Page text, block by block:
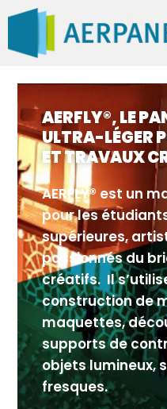
AERFLY®, LE
ULTRA-LÉGER
ET TRAVAUX
AERFLY® est un
pour les
supérieures,
passionnés du
créatifs. Il
construction de
maquettes,
supports de
objets lumineux,
fresques.